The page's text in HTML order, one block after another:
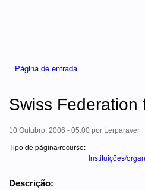
Página de entrada
Swiss Federation
10 Outubro, 2006 - 05:00 por Lerparaver
Tipo de página/recurso:
Instituições/
Descrição: